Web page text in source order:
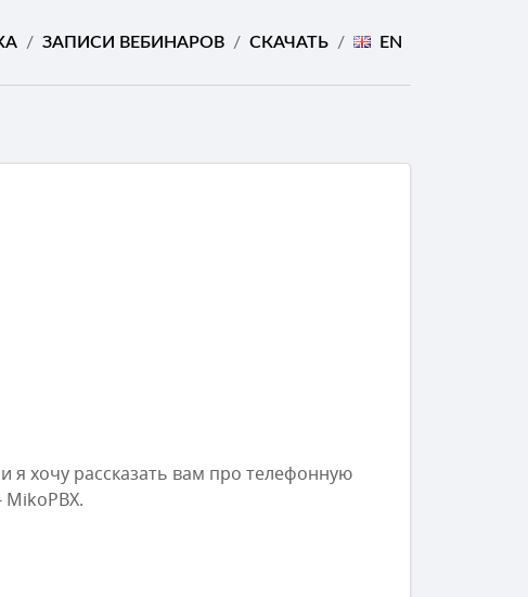
/ ЗАПИСИ ВЕБИНАРОВ / СКАЧАТЬ / EN
я хочу рассказать вам про телефонную
MikoPBX.